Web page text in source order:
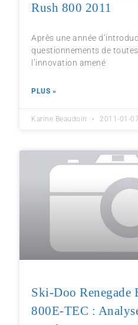
Rush 800 2011
Après une année
questionnements de
l’innovation amené
PLUS »
Karine Beaudoin 2011-01-07
Ski-Doo Renegade
800E-TEC :